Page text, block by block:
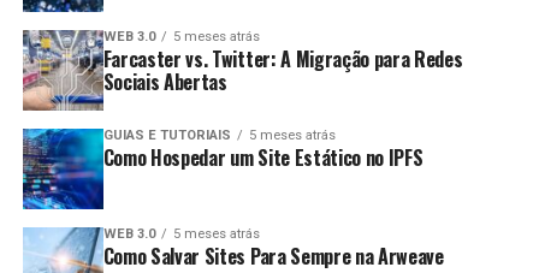
WEB 3.0 5 meses atrás
Farcaster vs. Twitter: A Migração para Redes
Sociais Abertas
GUIAS E TUTORIAIS 5 meses atrás
Como Hospedar um Site Estático no IPFS
WEB 3.0 5 meses atrás
Como Salvar Sites Para Sempre na Arweave